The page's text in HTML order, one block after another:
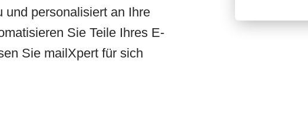
und personalisiert an Ihre
Sie Teile Ihres E-
Sie mailXpert für sich